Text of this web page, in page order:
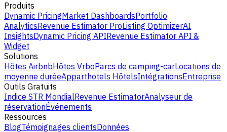
Produits
Dynamic PricingMarket DashboardsPortfolio
AnalyticsRevenue Estimator ProListing OptimizerAI
InsightsDynamic Pricing APIRevenue Estimator API &
Widget
Solutions
Hôtes AirbnbHôtes VrboParcs de camping-carLocations de
moyenne duréeApparthotels HôtelsIntégrationsEntreprise
Outils Gratuits
Indice STR MondialRevenue EstimatorAnalyseur de
réservationÉvénements
Ressources
BlogTémoignages clientsDonnées